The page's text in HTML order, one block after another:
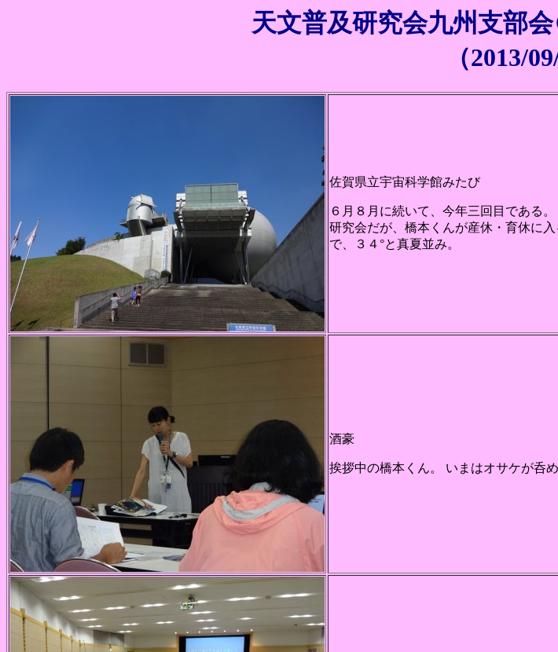
天文普及研究会九州支部
（2013/
佐賀県立宇宙科学館みたび
６月８月に続いて、今年三回目である
研究会だが、橋本くんが産休・育休に
で、３４°と真夏並み。
酒豪
挨拶中の橋本くん。 いまはオサケが呑